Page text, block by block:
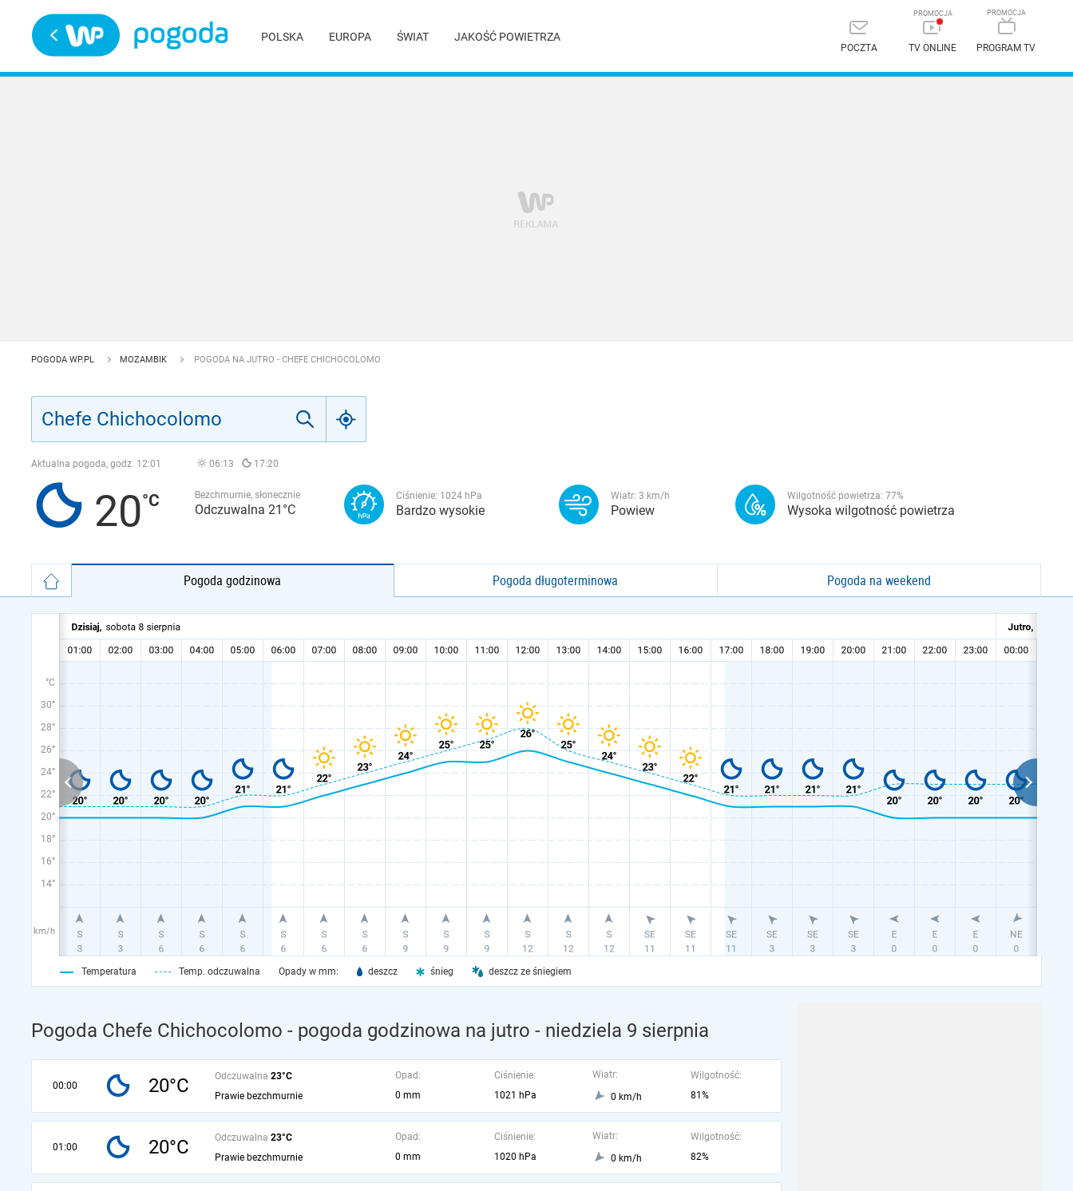
POLSKA EUROPA ŚWIAT JAKOŚĆ POWIETRZA
POCZTA TV ONLINE PROGRAM TV
POGODA WP.PL MOZAMBIK POGODA NA JUTRO - CHEFE CHICHOCOLOMO
Aktualna pogoda, godz. 12:01 06:13 17:20
20 Bezchmurnie, słonecznie
Odczuwalna 21°C
Ciśnienie: 1024 hPa
Bardzo wysokie
Wiatr: 3 km/h
Powiew
Wilgotność powietrza: 77%
Wysoka wilgotność powietrza
Pogoda godzinowa Pogoda długoterminowa Pogoda na weekend
°C
30°
28°
26°
24°
22°
20°
18°
16°
14°
km/h
Temperatura Temp. odczuwalna Opady w mm: deszcz śnieg deszcz ze śniegiem
Pogoda Chefe Chichocolomo - pogoda godzinowa na jutro - niedziela 9 sierpnia
00:00 20°C Odczuwalna 23°C
Prawie bezchmurnie
Opad:
0 mm
Ciśnienie:
1021 hPa
Wiatr:
0 km/h
Wilgotność:
81%
01:00 20°C Odczuwalna 23°C
Prawie bezchmurnie
Opad:
0 mm
Ciśnienie:
1020 hPa
Wiatr:
0 km/h
Wilgotność:
82%